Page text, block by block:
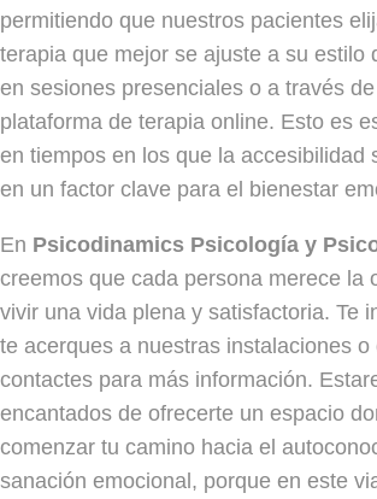
permitiendo que nuestros pacientes
terapia que mejor se ajuste a su estilo
en sesiones presenciales o a través
plataforma de terapia online. Esto es
en tiempos en los que la accesibilidad
en un factor clave para el bienestar
En Psicodinamics Psicología y
creemos que cada persona merece la
vivir una vida plena y satisfactoria. Te
te acerques a nuestras instalaciones o
contactes para más información.
encantados de ofrecerte un espacio
comenzar tu camino hacia el
sanación emocional, porque en este